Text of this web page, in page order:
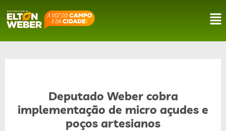
Deputado Weber cobra
implementação de micro açudes e
poços artesianos